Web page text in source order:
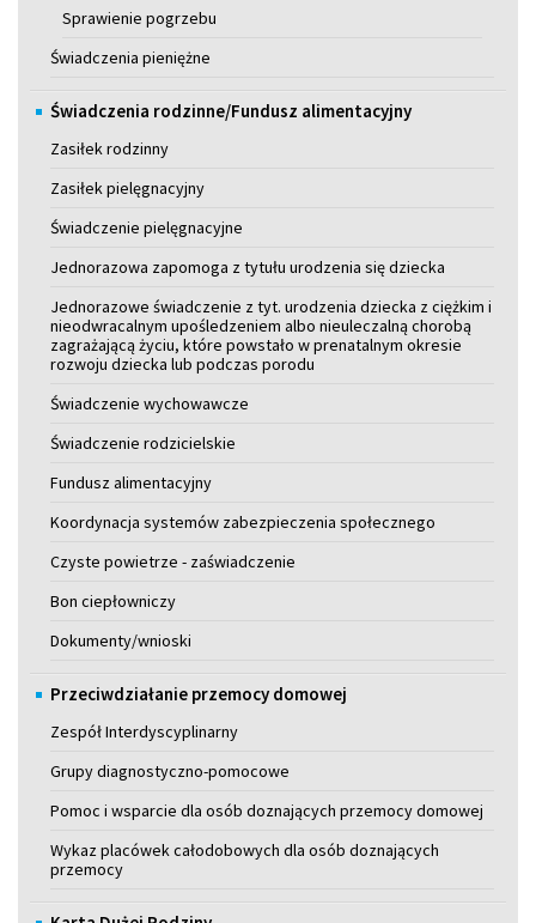
Sprawienie pogrzebu
Świadczenia pieniężne
Świadczenia rodzinne/Fundusz alimentacyjny
Zasiłek rodzinny
Zasiłek pielęgnacyjny
Świadczenie pielęgnacyjne
Jednorazowa zapomoga z tytułu urodzenia się dziecka
Jednorazowe świadczenie z tyt. urodzenia dziecka z ciężkim i
nieodwracalnym upośledzeniem albo nieuleczalną chorobą
zagrażającą życiu, które powstało w prenatalnym okresie
rozwoju dziecka lub podczas porodu
Świadczenie wychowawcze
Świadczenie rodzicielskie
Fundusz alimentacyjny
Koordynacja systemów zabezpieczenia społecznego
Czyste powietrze - zaświadczenie
Bon ciepłowniczy
Dokumenty/wnioski
Przeciwdziałanie przemocy domowej
Zespół Interdyscyplinarny
Grupy diagnostyczno-pomocowe
Pomoc i wsparcie dla osób doznających przemocy domowej
Wykaz placówek całodobowych dla osób doznających
przemocy